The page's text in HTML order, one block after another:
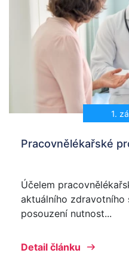
1.
Pracovnělékařské
Účelem
aktuálního zdravotního
posouzení nutnost...
Detail článku